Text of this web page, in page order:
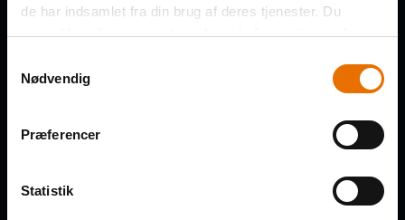
de har indsamlet fra din brug af deres tjenester. Du
samtykker til vores cookies, hvis du fortsætter med at
Nødvendig
Præferencer
Statistik
EFTERNAVN